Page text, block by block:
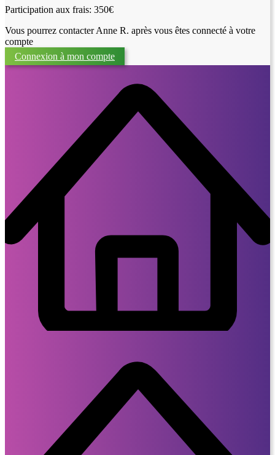
Participation aux frais: 350€
Vous pourrez contacter Anne R. après vous êtes connecté à votre
compte
Connexion à mon compte